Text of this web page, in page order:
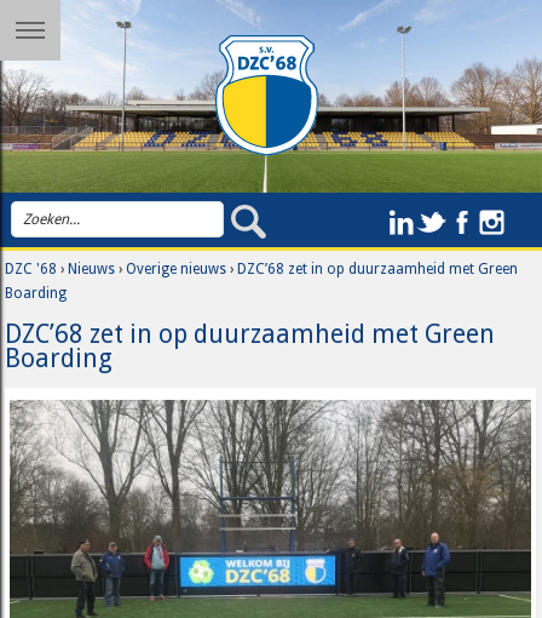
DZC '68 ›Nieuws ›Overige nieuws ›DZC’68 zet in op duurzaamheid met Green
Boarding
DZC’68 zet in op duurzaamheid met Green
Boarding